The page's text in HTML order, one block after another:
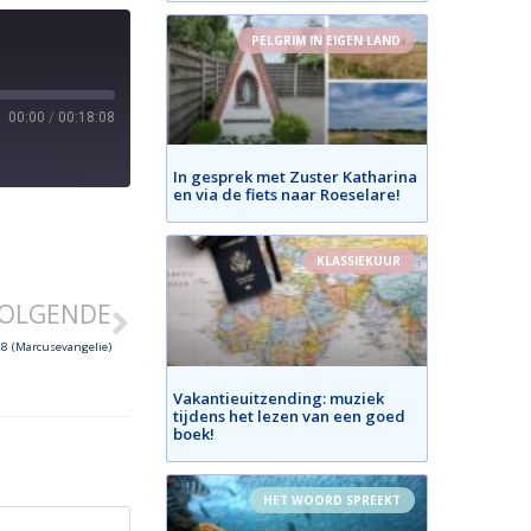
00:00 / 00:18:08
(Marcusevangelie)
PELGRIM IN EIGEN LAND
In gesprek met Zuster Katharina
en via de fiets naar Roeselare!
KLASSIEKUUR
Vakantieuitzending: muziek
tijdens het lezen van een goed
boek!
HET WOORD SPREEKT